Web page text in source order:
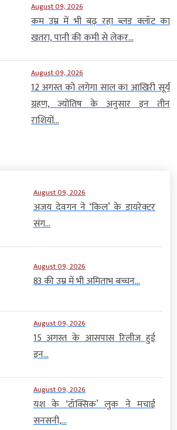
August 09, 2026
कम उम्र में भी बढ़ रहा ब्लड क्लॉट का
खतरा, पानी की कमी से लेकर...
August 09, 2026
12 अगस्त को लगेगा साल का आखिरी सूर्य
ग्रहण, ज्योतिष के अनुसार इन तीन
राशियों...
August 09, 2026
अजय देवगन ने ‘किल’ के डायरेक्टर
संग...
August 09, 2026
83 की उम्र में भी अमिताभ बच्चन...
August 09, 2026
15 अगस्त के आसपास रिलीज हुई
इन...
August 09, 2026
यश के ‘टॉक्सिक’ लुक ने मचाई
सनसनी,...